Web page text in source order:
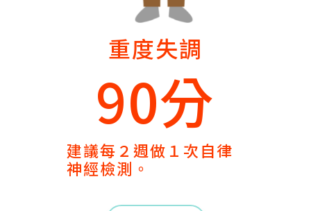
重度失調
90分
建議每２週做１次自律
神經檢測。